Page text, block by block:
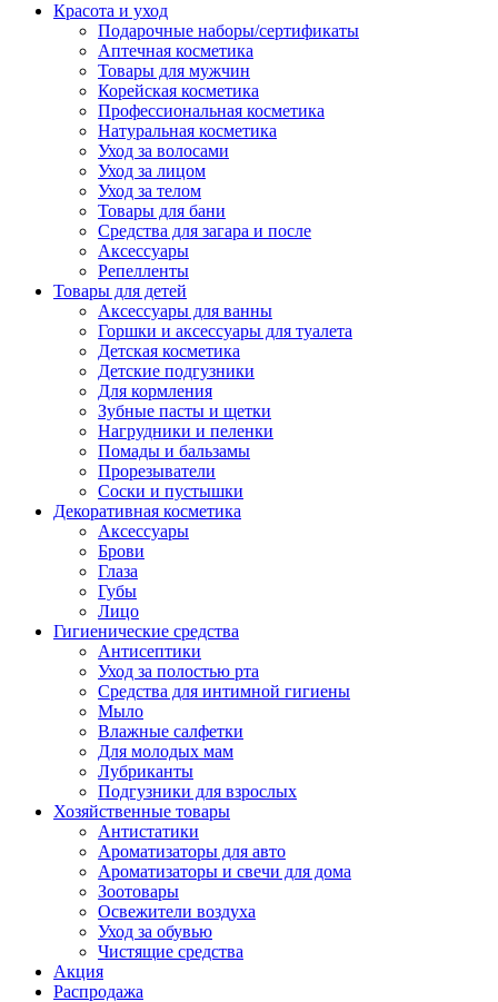
Красота и уход
Подарочные наборы/сертификаты
Аптечная косметика
Товары для мужчин
Корейская косметика
Профессиональная косметика
Натуральная косметика
Уход за волосами
Уход за лицом
Уход за телом
Товары для бани
Средства для загара и после
Аксессуары
Репелленты
Товары для детей
Аксессуары для ванны
Горшки и аксессуары для туалета
Детская косметика
Детские подгузники
Для кормления
Зубные пасты и щетки
Нагрудники и пеленки
Помады и бальзамы
Прорезыватели
Соски и пустышки
Декоративная косметика
Аксессуары
Брови
Глаза
Губы
Лицо
Гигиенические средства
Антисептики
Уход за полостью рта
Средства для интимной гигиены
Мыло
Влажные салфетки
Для молодых мам
Лубриканты
Подгузники для взрослых
Хозяйственные товары
Антистатики
Ароматизаторы для авто
Ароматизаторы и свечи для дома
Зоотовары
Освежители воздуха
Уход за обувью
Чистящие средства
Акция
Распродажа